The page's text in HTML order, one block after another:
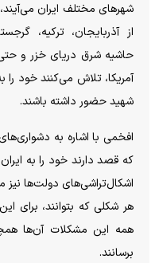
شهرهای مختلف ایران می‌آیند،
از آذربایجان، ترکیه،
حاشیه شرق دریای خزر و حتی
آمریکا، تلاش می‌کنند خود را
شهید حضور داشته باشند.
افخمی با اشاره به
که قصد دارند خود را به
اشکال‌تراشی‌های دولت‌ها نیز
هر شکلی که بتوانند، برای
همه این مشکلات آن‌ها
برسانند.